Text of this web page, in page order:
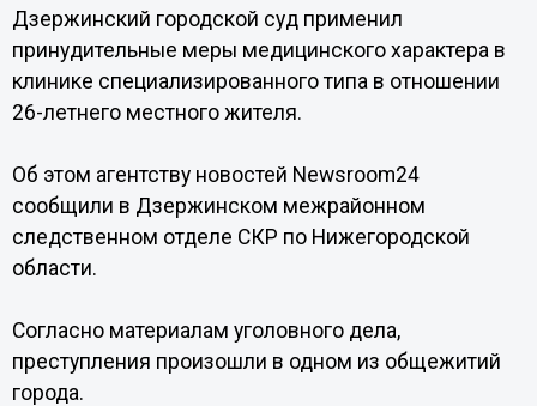
Дзержинский городской суд применил
принудительные меры медицинского характера в
клинике специализированного типа в отношении
26-летнего местного жителя.
Об этом агентству новостей Newsroom24
сообщили в Дзержинском межрайонном
следственном отделе СКР по Нижегородской
области.
Согласно материалам уголовного дела,
преступления произошли в одном из общежитий
города.